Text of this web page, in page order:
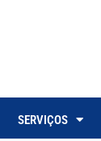
SERVIÇOS